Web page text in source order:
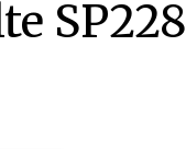
SP228